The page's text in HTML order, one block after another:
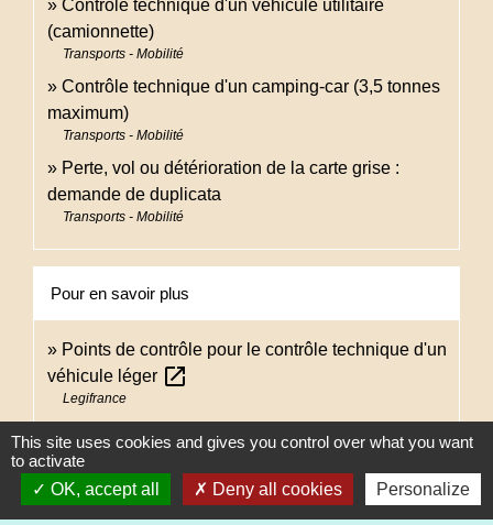
Contrôle technique d'un véhicule utilitaire
(camionnette)
Transports - Mobilité
Contrôle technique d'un camping-car (3,5 tonnes
maximum)
Transports - Mobilité
Perte, vol ou détérioration de la carte grise :
demande de duplicata
Transports - Mobilité
Pour en savoir plus
Points de contrôle pour le contrôle technique d'un
véhicule léger open_in_new
Legifrance
This site uses cookies and gives you control over what you want
to activate
OK, accept all
Deny all cookies Personalize